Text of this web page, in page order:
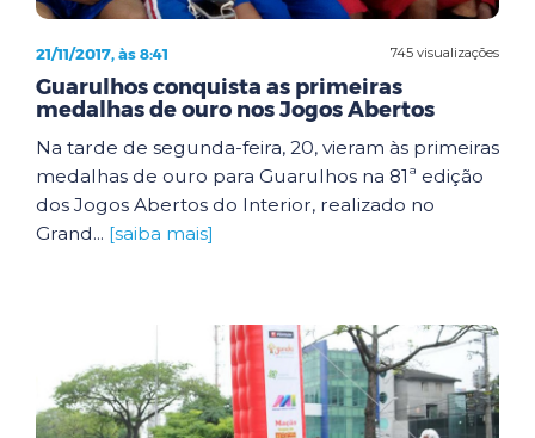
745 visualizações
21/11/2017, às 8:41
Guarulhos conquista as primeiras
medalhas de ouro nos Jogos Abertos
Na tarde de segunda-feira, 20, vieram às primeiras
medalhas de ouro para Guarulhos na 81ª edição
dos Jogos Abertos do Interior, realizado no
Grand... [saiba mais]